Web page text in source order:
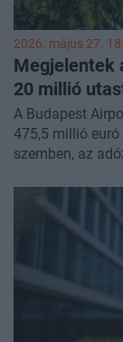
2026. május 27.
Megjelentek
20 millió
A Budapest
475,5 millió
szemben, az
társaság a
beszámolójában.